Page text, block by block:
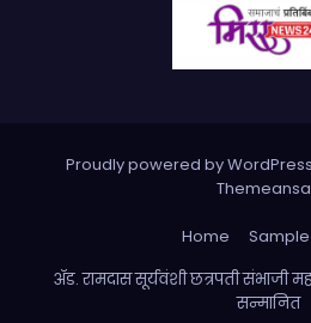
Proudly powered by WordPress
Home
ॲड. रामदास सूर्यवंशी छत्रपती संभाजी
सन्मानित